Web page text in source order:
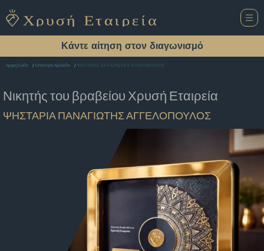
Κάντε αίτηση στον διαγωνισμό
Αρχική Σελίδα Εστιατόριο Αμαλιάδα ΨΗΣΤΑΡΙΑ ΠΑΝΑΓΙΩΤΗΣ ΑΓΓΕΛΟΠΟΥΛΟΣ
Νικητής του βραβείου Χρυσή Εταιρεία
ΨΗΣΤΑΡΙΑ ΠΑΝΑΓΙΩΤΗΣ ΑΓΓΕΛΟΠΟΥΛΟΣ